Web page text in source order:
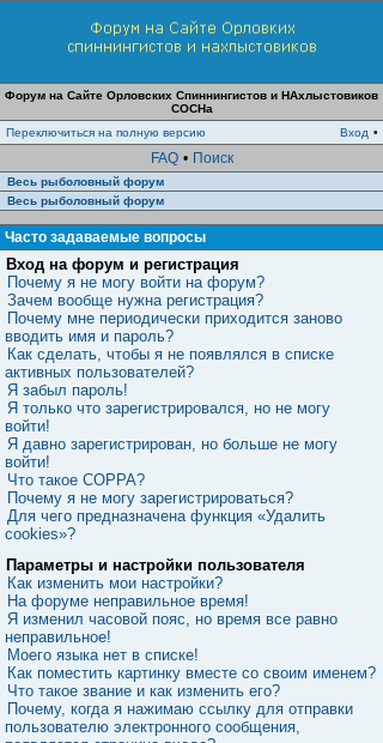
Форум на Сайте Орловских Спиннингистов и НАхлыстовиков
СОСНа
Переключиться на полную версию
Вход •
FAQ • Поиск
Весь рыболовный форум
Весь рыболовный форум
Часто задаваемые вопросы
Вход на форум и регистрация
Почему я не могу войти на форум?
Зачем вообще нужна регистрация?
Почему мне периодически приходится заново
вводить имя и пароль?
Как сделать, чтобы я не появлялся в списке
активных пользователей?
Я забыл пароль!
Я только что зарегистрировался, но не могу
войти!
Я давно зарегистрирован, но больше не могу
войти!
Что такое COPPA?
Почему я не могу зарегистрироваться?
Для чего предназначена функция «Удалить
cookies»?
Параметры и настройки пользователя
Как изменить мои настройки?
На форуме неправильное время!
Я изменил часовой пояс, но время все равно
неправильное!
Моего языка нет в списке!
Как поместить картинку вместе со своим именем?
Что такое звание и как изменить его?
Почему, когда я нажимаю ссылку для отправки
пользователю электронного сообщения,